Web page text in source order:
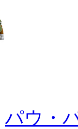
パウ・